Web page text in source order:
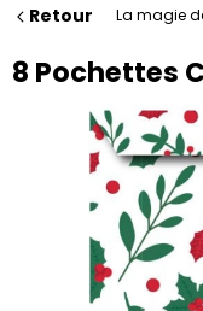
Retour La magie
8 Pochettes